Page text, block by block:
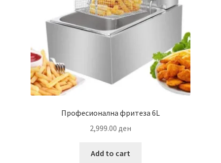
Професионална фритеза 6L
2,999.00 ден
Add to cart